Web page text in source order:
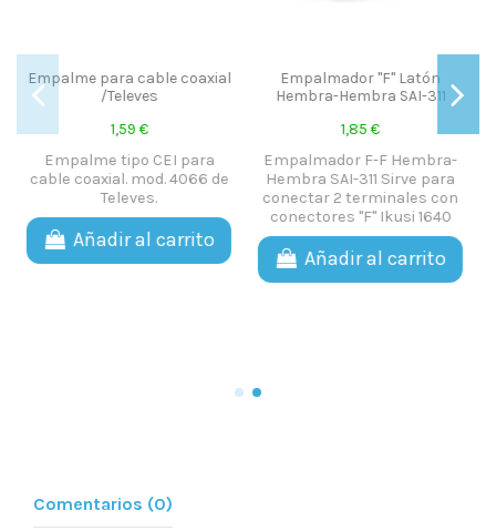
de
Empalmador "F" Latón
Hembra-Hembra SAI-311
1,85 €
Empalmador F-F Hembra-
Hembra SAI-311 Sirve para
conectar 2 terminales con
conectores "F" Ikusi 1640
Añadir al carrito
Rollo de 25 metro Cable
Coaxial T-100 Plus PVC
blanco malla cobre y vivo
1.210,00 €
Corte de 25 metros de
coaxial T-100 Plus PVC
blanco malla cobre y vivo
cobre. Cable de altísima
calidad ideal para cualquier
Comentarios (0)